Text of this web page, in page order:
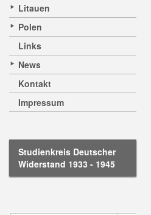
Litauen
Polen
Links
News
Kontakt
Impressum
Studienkreis Deutscher
Widerstand 1933 - 1945